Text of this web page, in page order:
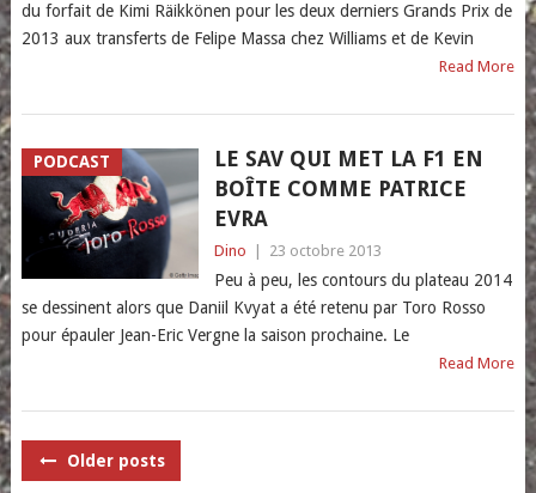
du forfait de Kimi Räikkönen pour les deux derniers Grands Prix de
2013 aux transferts de Felipe Massa chez Williams et de Kevin
Read More
PODCAST
LE SAV QUI MET LA F1 EN
BOÎTE COMME PATRICE
EVRA
Dino 23 octobre 2013
Peu à peu, les contours du plateau 2014
se dessinent alors que Daniil Kvyat a été retenu par Toro Rosso
pour épauler Jean-Eric Vergne la saison prochaine. Le
Read More
POSTS
Older posts